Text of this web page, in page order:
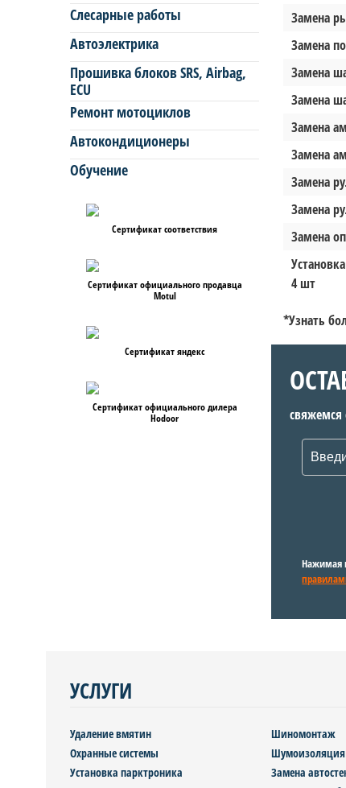
Слесарные работы
Автоэлектрика
Прошивка блоков SRS, Airbag,
ECU
Ремонт мотоциклов
Автокондиционеры
Обучение
Сертификат соответствия
Сертификат официального продавца
Motul
Сертификат яндекс
Сертификат официального дилера
Hodoor
Замена
Замена
Замена
Замена
Замена
Замена
Замена
Замена
Замена
4 шт
*Узнать
Нажимая
УСЛУГИ
Удаление вмятин
Шиномонтаж
Охранные системы
Шумоизоляция
Установка парктроника
Замена